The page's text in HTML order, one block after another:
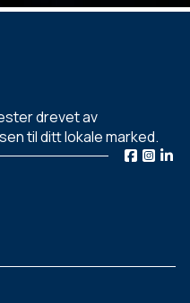
drevet av
til ditt lokale marked.